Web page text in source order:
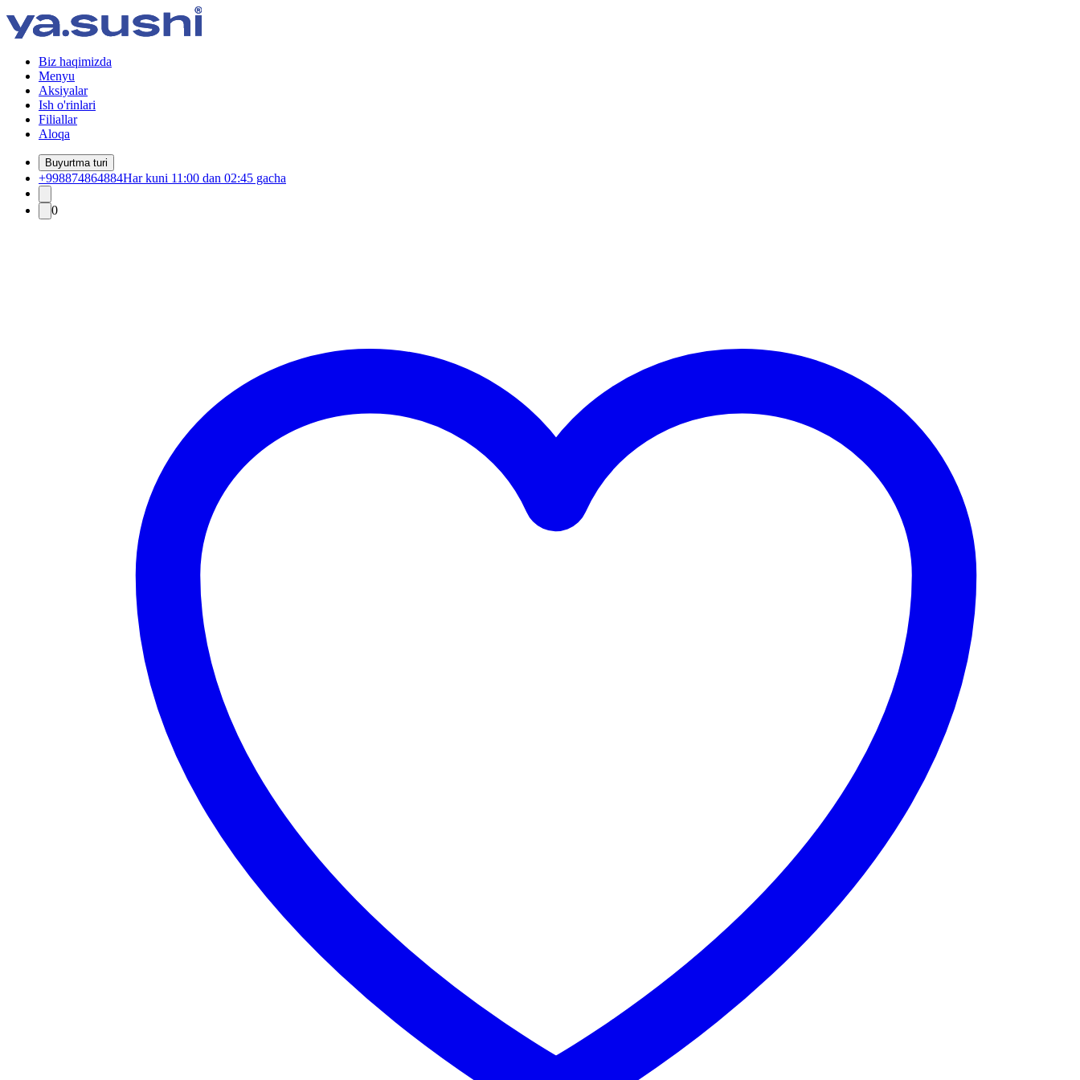
Biz haqimizda
Menyu
Aksiyalar
Ish o'rinlari
Filiallar
Aloqa
Buyurtma turi
+998874864884Har kuni 11:00 dan 02:45 gacha
0